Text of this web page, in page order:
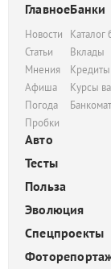
Главное
Новости
Статьи
Мнения
Афиша
Погода
Пробки
Банки
Каталог
Вклады
Кредиты
Курсы
Авто
Тесты
Польза
Эволюция
Спецпроекты